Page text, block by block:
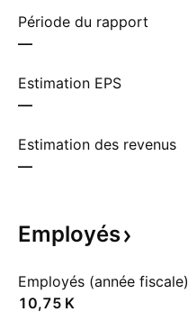
Période du rapport
—
Estimation EPS
—
Estimation des revenus
—
Employés
Employés (année fiscale)
‪10,75 K‬